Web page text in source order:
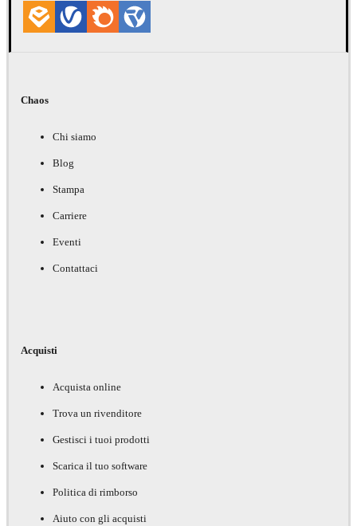
Chaos
Chi siamo
Blog
Stampa
Carriere
Eventi
Contattaci
Acquisti
Acquista online
Trova un rivenditore
Gestisci i tuoi prodotti
Scarica il tuo software
Politica di rimborso
Aiuto con gli acquisti